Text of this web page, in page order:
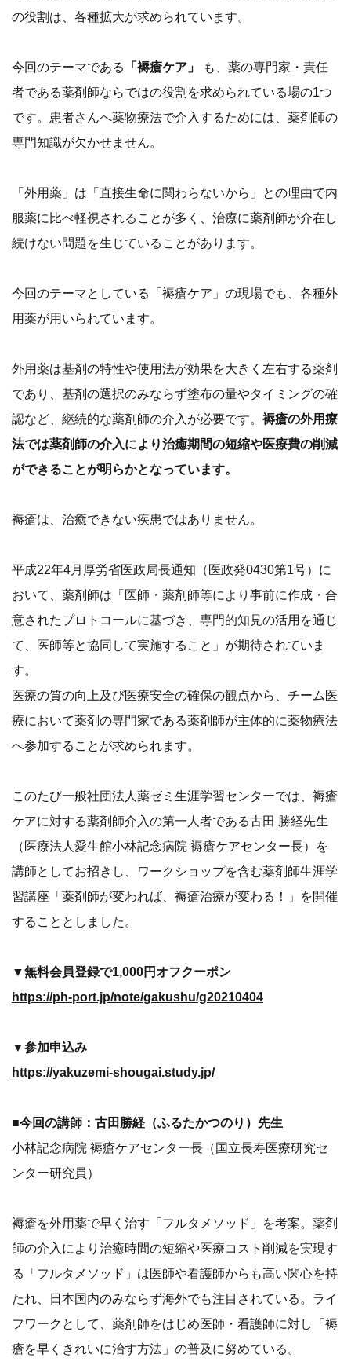
の役割は、各種拡大が求められています。
今回のテーマである 「褥瘡ケア」
も、薬の専門家・責任
者である薬剤師ならではの役割を求められている場の1つ
です。患者さんへ薬物療法で介入するためには、薬剤師の
専門知識が欠かせません。
「外用薬」は「直接生命に関わらないから」との理由で内
服薬に比べ軽視されることが多く、治療に薬剤師が介在し
続けない問題を生じていることがあります。
今回のテーマとしている「褥瘡ケア」の現場でも、各種外
用薬が用いられています。
外用薬は基剤の特性や使用法が効果を大きく左右する薬剤
であり、基剤の選択のみならず塗布の量やタイミングの確
認など、継続的な薬剤師の介入が必要です。 褥瘡の外用療
法では薬剤師の介入により治癒期間の短縮や医療費の削減
ができることが明らかとなっています。
褥瘡は、治癒できない疾患ではありません。
平成22年4月厚労省医政局長通知（医政発0430第1号）に
おいて、薬剤師は「医師・薬剤師等により事前に作成・合
意されたプロトコールに基づき、専門的知見の活用を通じ
て、医師等と協同して実施すること」が期待されていま
す。
医療の質の向上及び医療安全の確保の観点から、チーム医
療において薬剤の専門家である薬剤師が主体的に薬物療法
へ参加することが求められます。
このたび一般社団法人薬ゼミ生涯学習センターでは、褥瘡
ケアに対する薬剤師介入の第一人者である古田 勝経先生
（医療法人愛生館小林記念病院 褥瘡ケアセンター長）を
講師としてお招きし、ワークショップを含む薬剤師生涯学
習講座「薬剤師が変われば、褥瘡治療が変わる！」を開催
することとしました。
▼無料会員登録で1,000円オフクーポン
https://ph-port.jp/note/gakushu/g20210404
▼参加申込み
https://yakuzemi-shougai.study.jp/
■今回の講師：古田勝経（ふるたかつのり）先生
小林記念病院 褥瘡ケアセンター長（国立長寿医療研究セ
ンター研究員）
褥瘡を外用薬で早く治す「フルタメソッド」を考案。薬剤
師の介入により治癒時間の短縮や医療コスト削減を実現す
る「フルタメソッド」は医師や看護師からも高い関心を持
たれ、日本国内のみならず海外でも注目されている。ライ
フワークとして、薬剤師をはじめ医師・看護師に対し「褥
瘡を早くきれいに治す方法」の普及に努めている。